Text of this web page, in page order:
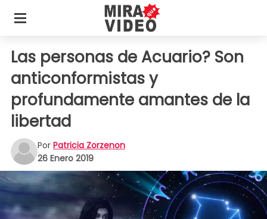
Las personas de Acuario? Son
anticonformistas y
profundamente amantes de la
libertad
Por Patricia Zorzenon
26 Enero 2019